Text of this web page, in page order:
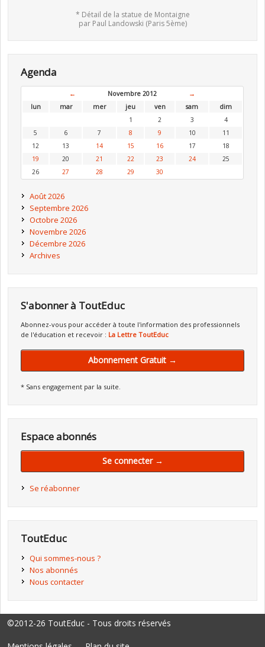
* Détail de la statue de Montaigne
par Paul Landowski (Paris 5ème)
Agenda
← Novembre 2012
→
lun
mar mer jeu ven sam
dim
1
2 3
4
5
6 7 8 9 10
11
12
13 14 15 16 17
18
19
20 21 22 23 24
25
26
27 28 29 30
Août 2026
Septembre 2026
Octobre 2026
Novembre 2026
Décembre 2026
Archives
S'abonner à ToutEduc
Abonnez-vous pour accéder à toute l'information des professionnels
de l'éducation et recevoir : La Lettre ToutEduc
Abonnement Gratuit →
* Sans engagement par la suite.
Espace abonnés
Se connecter →
Se réabonner
ToutEduc
Qui sommes-nous ?
Nos abonnés
Nous contacter
©2012-26 ToutEduc - Tous droits réservés